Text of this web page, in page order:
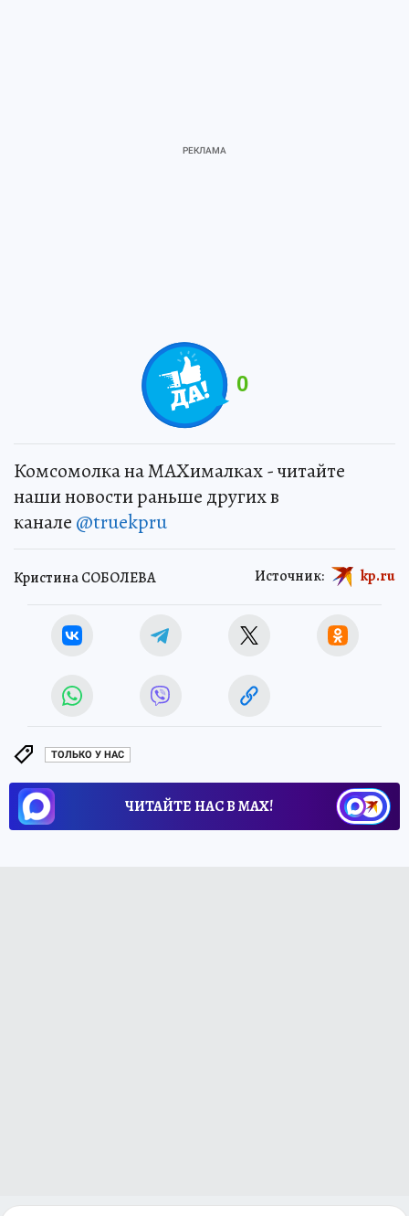
0
Комсомолка на MAXималках - читайте
наши новости раньше других в
канале @truekpru
Кристина СОБОЛЕВА Источник: kp.ru
ТОЛЬКО У НАС
ЧИТАЙТЕ НАС В МАХ!